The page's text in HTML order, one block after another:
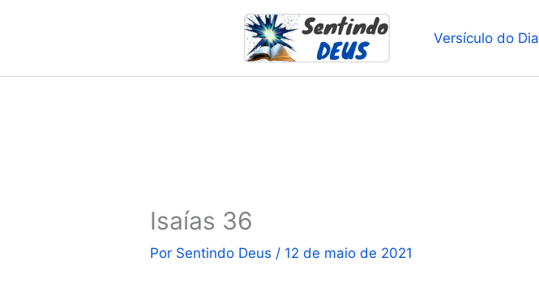
Versículo do Dia
Isaías 36
Por Sentindo Deus / 12 de maio de 2021